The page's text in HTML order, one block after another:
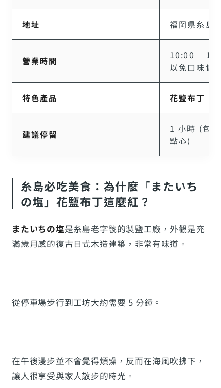
地址 福岡県糸島
營業時間
10:00 –
以免口味售
特色產品 花鹽布丁 (
建議停留
1 小時 (包
點心)
糸島必吃美食：為什麼「またいち
の塩」花鹽布丁這麼紅？
またいちの塩是糸島老字號的製鹽工廠，外觀是充
滿歲月感的復古日式木造建築，非常有味道。
從停車場步行到工坊大約需要 5 分鐘。
在午後漫步並不會覺得煩燥，反而在海風吹拂下，
讓人很享受與家人散步的時光。